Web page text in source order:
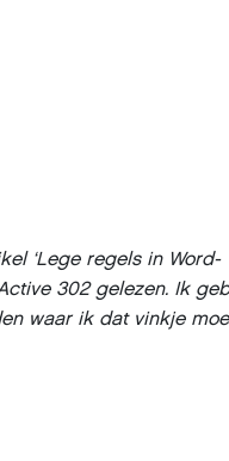
‘Lege regels in Word-
302 gelezen. Ik
waar ik dat vinkje